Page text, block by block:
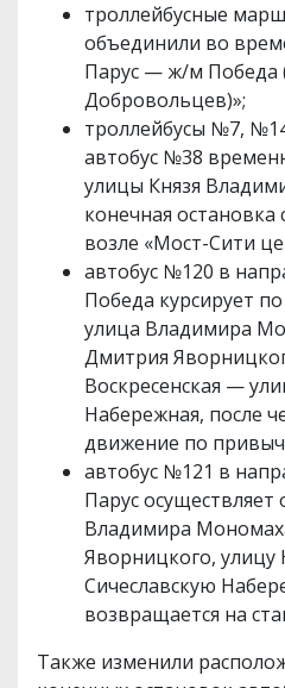
троллейбусные
объединили во
Парус — ж/м Победа
Добровольцев)»;
троллейбусы №7,
автобус №38
улицы Князя
конечная остановка
возле «Мост-Сити
автобус №120 в
Победа курсирует
улица Владимира
Дмитрия
Воскресенская —
Набережная, после
движение по
автобус №121 в
Парус осуществляет
Владимира
Яворницкого,
Сичеславскую
возвращается на
Также изменили